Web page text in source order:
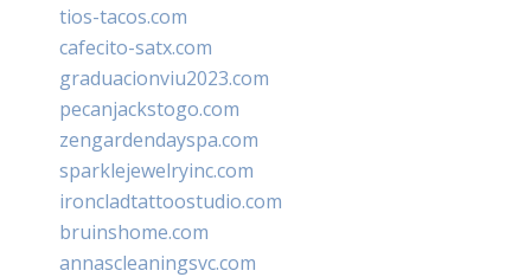
tios-tacos.com
cafecito-satx.com
graduacionviu2023.com
pecanjackstogo.com
zengardendayspa.com
sparklejewelryinc.com
ironcladtattoostudio.com
bruinshome.com
annascleaningsvc.com